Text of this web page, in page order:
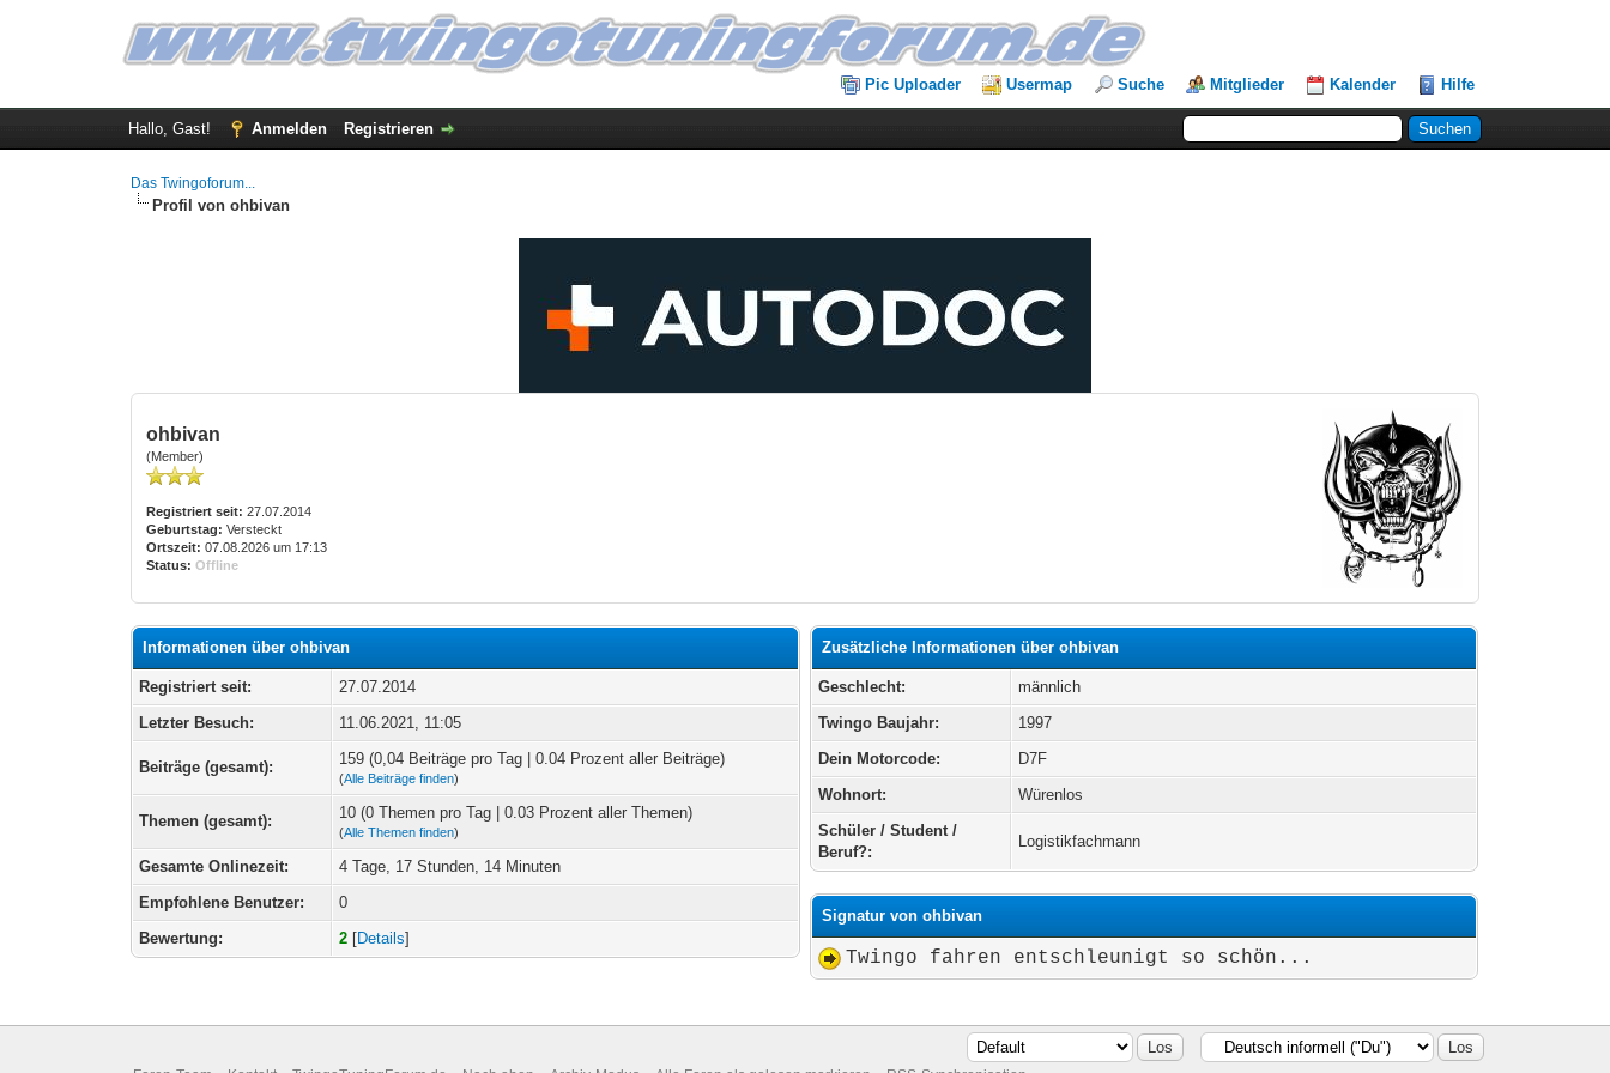
Pic Uploader Usermap Suche Mitglieder Kalender Hilfe
Hallo, Gast! Anmelden Registrieren
Das Twingoforum...
Profil von ohbivan
ohbivan
(Member)
Registriert seit: 27.07.2014
Geburtstag: Versteckt
Ortszeit: 07.08.2026 um 17:13
Status: Offline
Informationen über ohbivan
Registriert seit:
27.07.2014
Letzter Besuch:
11.06.2021, 11:05
Beiträge (gesamt): 159 (0,04 Beiträge pro Tag | 0.04 Prozent aller Beiträge)
(Alle Beiträge finden)
Themen (gesamt): 10 (0 Themen pro Tag | 0.03 Prozent aller Themen)
(Alle Themen finden)
Gesamte Onlinezeit:
4 Tage, 17 Stunden, 14 Minuten
Empfohlene Benutzer:
0
Bewertung:
2 [Details]
Zusätzliche Informationen über ohbivan
Geschlecht:
männlich
Twingo Baujahr:
1997
Dein Motorcode:
D7F
Wohnort:
Würenlos
Schüler / Student /
Beruf?:
Logistikfachmann
Signatur von ohbivan
Twingo fahren entschleunigt so schön...